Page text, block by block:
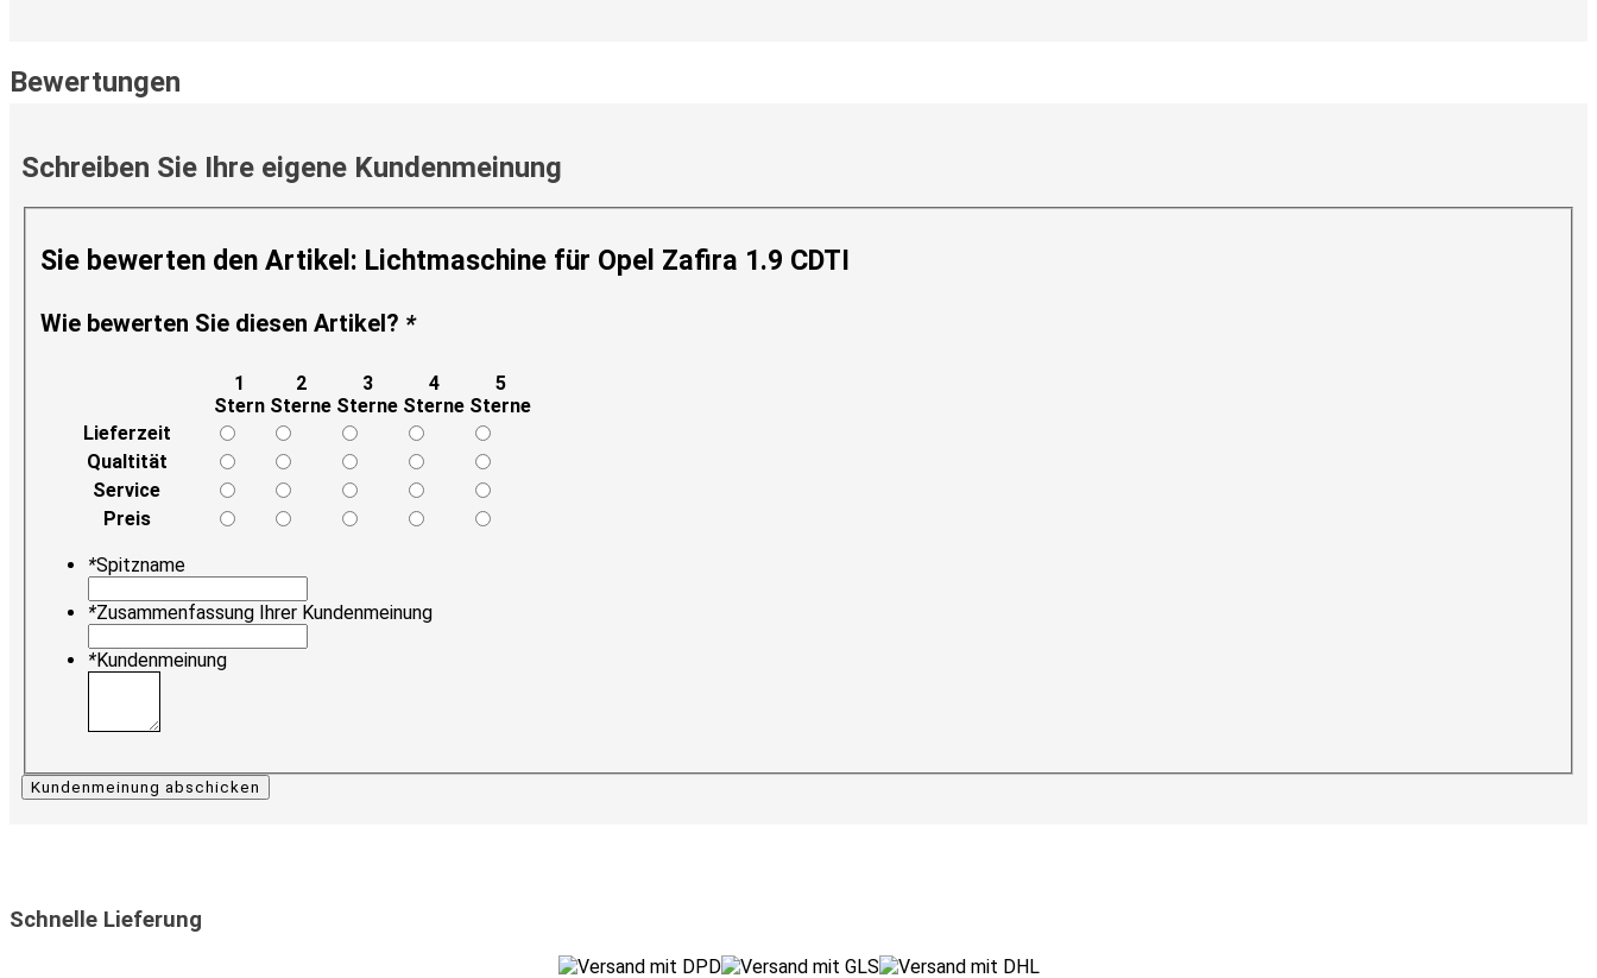
Bewertungen
Schreiben Sie Ihre eigene Kundenmeinung
Sie bewerten den Artikel: Lichtmaschine für Opel Zafira 1.9 CDTI
Wie bewerten Sie diesen Artikel? *
1
Stern
2
Sterne
3
Sterne
4
Sterne
5
Sterne
Lieferzeit
Qualtität
Service
Preis
*Spitzname
*Zusammenfassung Ihrer Kundenmeinung
*Kundenmeinung
Kundenmeinung abschicken
Schnelle Lieferung